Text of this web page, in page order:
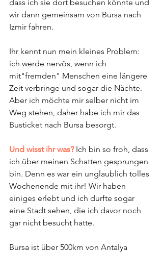
dass ich sie dort besuchen könnte und
wir dann gemeinsam von Bursa nach
Izmir fahren.
Ihr kennt nun mein kleines Problem:
ich werde nervös, wenn ich
mit"fremden" Menschen eine längere
Zeit verbringe und sogar die Nächte.
Aber ich möchte mir selber nicht im
Weg stehen, daher habe ich mir das
Busticket nach Bursa besorgt.
Und wisst ihr was? Ich bin so froh, dass
ich über meinen Schatten gesprungen
bin. Denn es war ein unglaublich tolles
Wochenende mit ihr! Wir haben
einiges erlebt und ich durfte sogar
eine Stadt sehen, die ich davor noch
gar nicht besucht hatte.
Bursa ist über 500km von Antalya